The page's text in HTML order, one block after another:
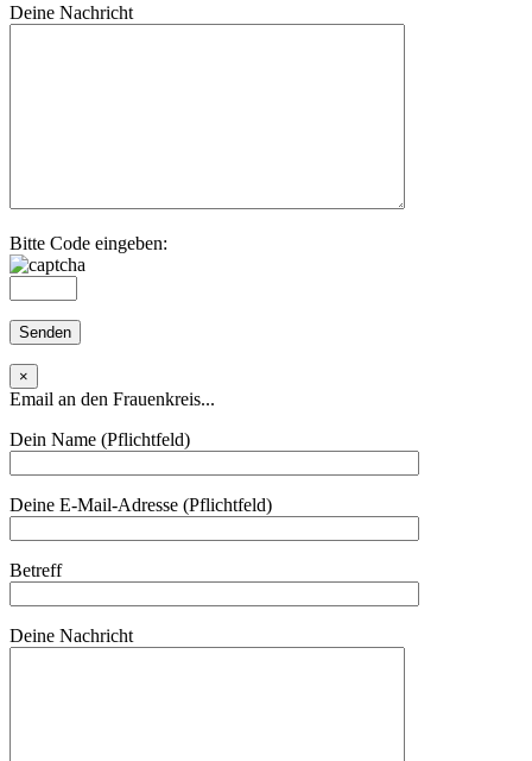
Deine Nachricht
Bitte Code eingeben:
×
Email an den Frauenkreis...
Dein Name (Pflichtfeld)
Deine E-Mail-Adresse (Pflichtfeld)
Betreff
Deine Nachricht